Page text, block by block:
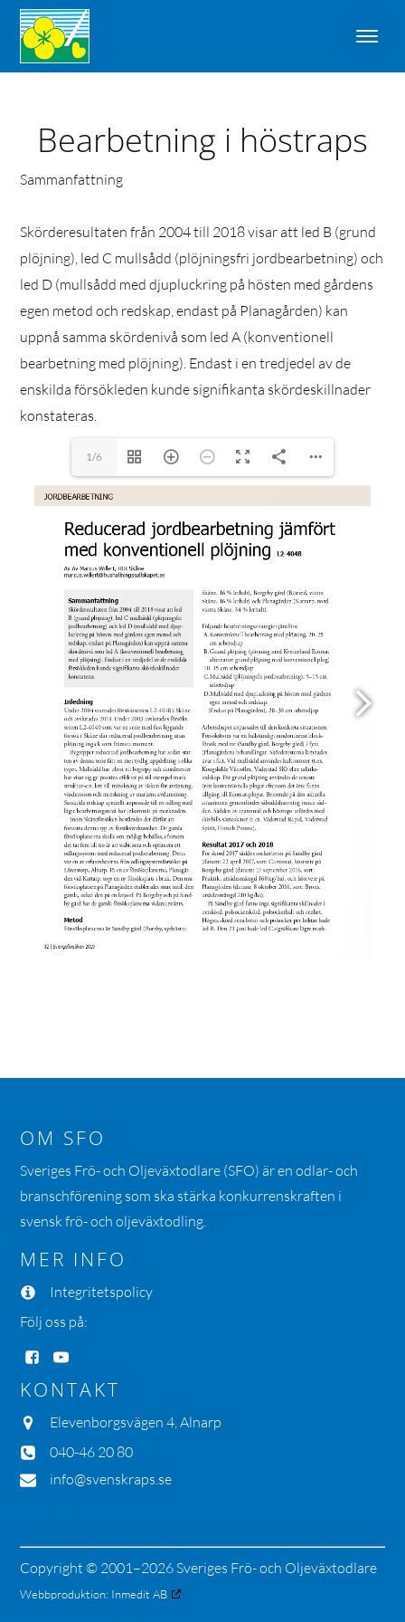
Bearbetning i höstraps
Sammanfattning
Skörderesultaten från 2004 till 2018 visar att led B (grund
plöjning), led C mullsådd (plöjningsfri jordbearbetning) och
led D (mullsådd med djupluckring på hösten med gårdens
egen metod och redskap, endast på Planagården) kan
uppnå samma skördenivå som led A (konventionell
bearbetning med plöjning). Endast i en tredjedel av de
enskilda försökleden kunde signifikanta skördeskillnader
konstateras.
1/6
OM SFO
Sveriges Frö- och Oljeväxtodlare (SFO) är en odlar- och
branschförening som ska stärka konkurrenskraften i
svensk frö- och oljeväxtodling.
MER INFO
Integritetspolicy
Följ oss på:
KONTAKT
Elevenborgsvägen 4, Alnarp
040-46 20 80
info@svenskraps.se
Copyright © 2001–2026 Sveriges Frö- och Oljeväxtodlare
Webbproduktion: Inmedit AB